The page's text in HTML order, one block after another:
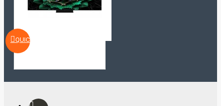
QUICKVIEW